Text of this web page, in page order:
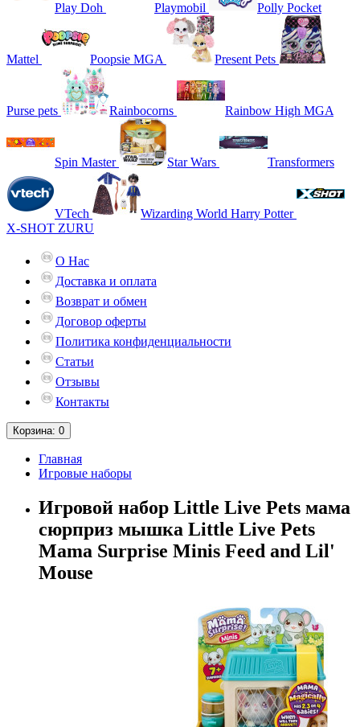
Play Doh Playmobil Polly Pocket
Mattel Poopsie MGA Present Pets
Purse pets Rainbocorns Rainbow High MGA
Spin Master Star Wars Transformers
VTech
Wizarding World Harry Potter
X-SHOT ZURU
О Нас
Доставка и оплата
Возврат и обмен
Договор оферты
Политика конфиденциальности
Статьи
Отзывы
Контакты
Корзина: 0
Главная
Игровые наборы
Игровой набор Little Live Pets мама
сюрприз мышка Little Live Pets
Mama Surprise Minis Feed and Lil'
Mouse